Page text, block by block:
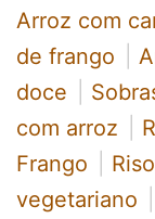
Arroz com
de frango
doce
com arroz
Frango
vegetariano